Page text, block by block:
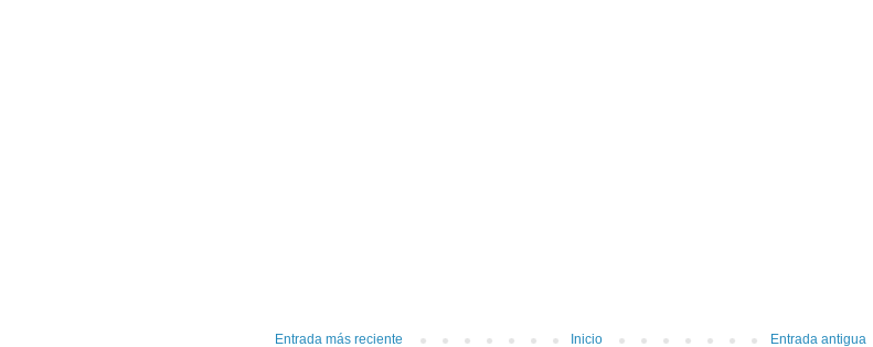
Entrada más reciente Entrada antigua
Inicio